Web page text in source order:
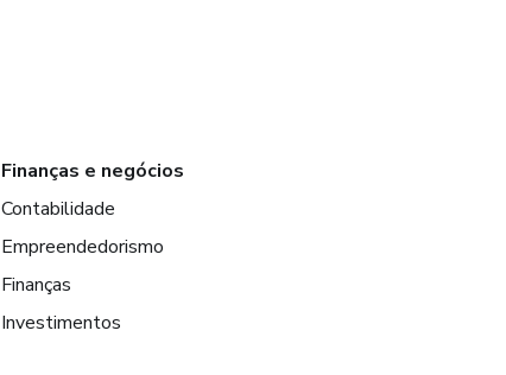
Finanças e negócios
Contabilidade
Empreendedorismo
Finanças
Investimentos